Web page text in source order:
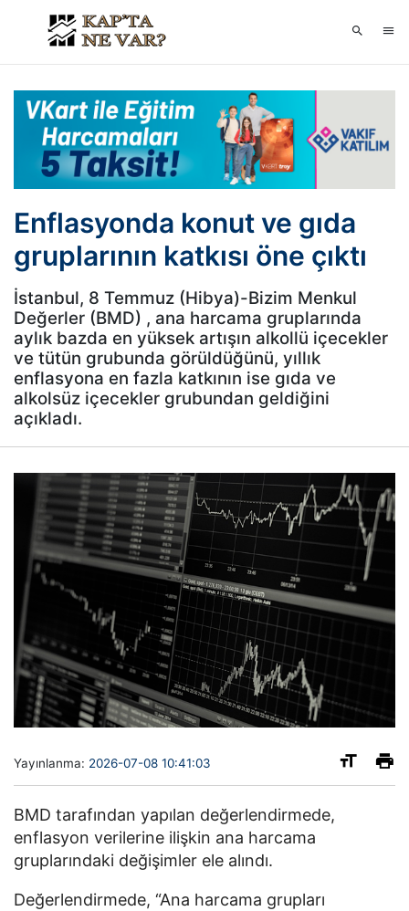
Enflasyonda konut ve gıda
gruplarının katkısı öne çıktı
İstanbul, 8 Temmuz (Hibya)-Bizim Menkul
Değerler (BMD) , ana harcama gruplarında
aylık bazda en yüksek artışın alkollü içecekler
ve tütün grubunda görüldüğünü, yıllık
enflasyona en fazla katkının ise gıda ve
alkolsüz içecekler grubundan geldiğini
açıkladı.
Yayınlanma: 2026-07-08 10:41:03
BMD tarafından yapılan değerlendirmede,
enflasyon verilerine ilişkin ana harcama
gruplarındaki değişimler ele alındı.
Değerlendirmede, “Ana harcama grupları